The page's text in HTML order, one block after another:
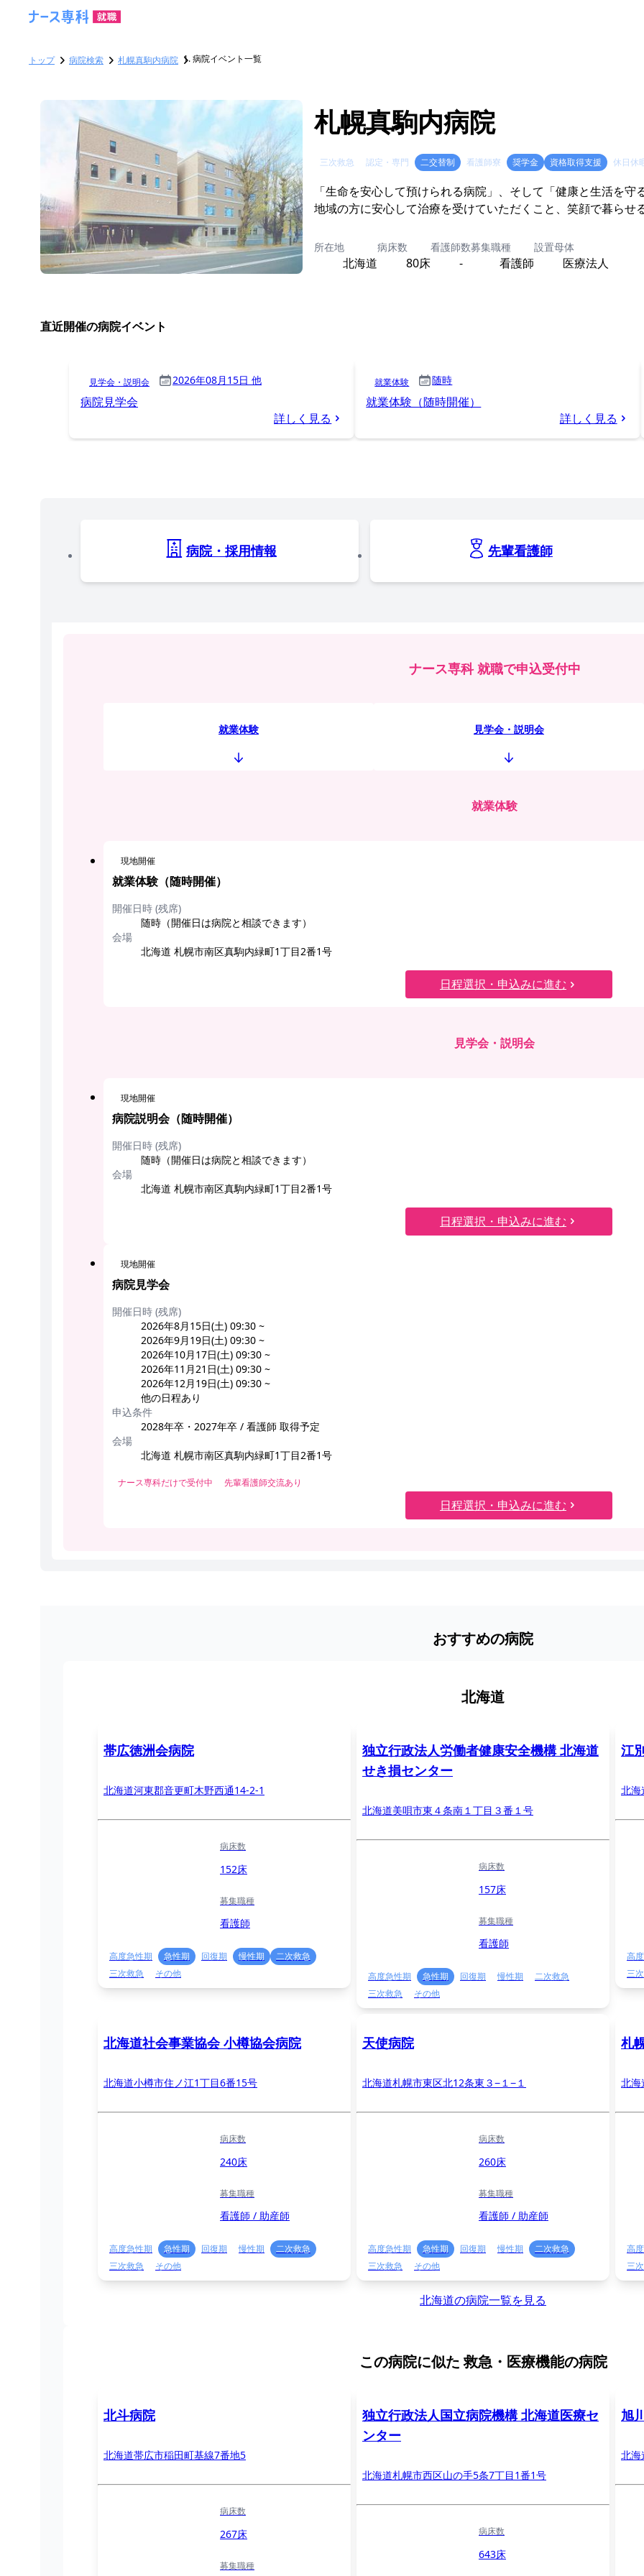
トップ 病院検索 札幌真駒内病院 病院イベント一覧
札幌真駒内病院
三次救急 認定・専門 二交替制 看護師寮 奨学金 資格取得支援 休日休
「生命を安心して預けられる病院」、そして「健康と生活を
地域の方に安心して治療を受けていただくこと、笑顔で暮ら
所在地
北海道
病床数
80床
看護師数
-
募集職種
看護師
設置母体
医療法人
直近開催の病院イベント
見学会・説明会 2026年08月15日 他
病院見学会
詳しく見る
就業体験 随時
就業体験（随時開催）
詳しく見る
病院・採用情報 先輩看護師
ナース専科 就職で申込受付中
就業体験 見学会・説明会
就業体験
現地開催
就業体験（随時開催）
開催日時 (残席)
随時（開催日は病院と相談できます）
会場
北海道 札幌市南区真駒内緑町1丁目2番1号
日程選択・申込みに進む
見学会・説明会
現地開催
病院説明会（随時開催）
開催日時 (残席)
随時（開催日は病院と相談できます）
会場
北海道 札幌市南区真駒内緑町1丁目2番1号
日程選択・申込みに進む
現地開催
病院見学会
開催日時 (残席)
2026年8月15日(土) 09:30 ~
2026年9月19日(土) 09:30 ~
2026年10月17日(土) 09:30 ~
2026年11月21日(土) 09:30 ~
2026年12月19日(土) 09:30 ~
他の日程あり
申込条件
2028年卒・2027年卒 / 看護師 取得予定
会場
北海道 札幌市南区真駒内緑町1丁目2番1号
ナース専科だけで受付中 先輩看護師交流あり
日程選択・申込みに進む
おすすめの病院
北海道
帯広徳洲会病院
北海道河東郡音更町木野西通14-2-1
病床数
152床
募集職種
看護師
高度急性期 急性期 回復期 慢性期
二次救急
三次救急
その他
独立行政法人労働者健康安全機構 北海道
せき損センター
北海道美唄市東４条南１丁目３番１号
病床数
157床
募集職種
看護師
高度急性期 急性期 回復期 慢性期
二次救急
三次救急
その他
江
北海
高
三
北海道社会事業協会 小樽協会病院
北海道小樽市住ノ江1丁目6番15号
病床数
240床
募集職種
看護師 / 助産師
高度急性期 急性期 回復期 慢性期
二次救急
三次救急
その他
天使病院
北海道札幌市東区北12条東３−１−１
病床数
260床
募集職種
看護師 / 助産師
高度急性期 急性期 回復期 慢性期
二次救急
三次救急
その他
札
北海
高
三
北海道の病院一覧を見る
この病院に似た 救急・医療機能の病院
北斗病院
北海道帯広市稲田町基線7番地5
病床数
267床
募集職種
独立行政法人国立病院機構 北海道医療セ
ンター
北海道札幌市西区山の手5条7丁目1番1号
病床数
643床
旭
北海